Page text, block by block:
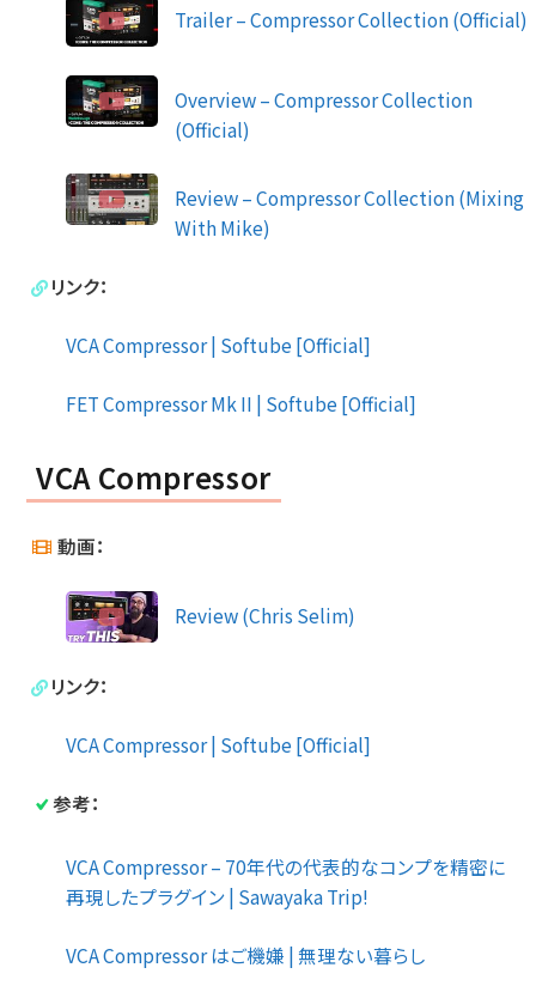
Trailer – Compressor Collection (Official)
Overview – Compressor Collection
(Official)
Review – Compressor Collection (Mixing
With Mike)
リンク：
VCA Compressor | Softube [Official]
FET Compressor Mk II | Softube [Official]
VCA Compressor
動画：
Review (Chris Selim)
リンク：
VCA Compressor | Softube [Official]
参考：
VCA Compressor – 70年代の代表的なコンプを精密に
再現したプラグイン | Sawayaka Trip!
VCA Compressor はご機嫌 | 無理ない暮らし